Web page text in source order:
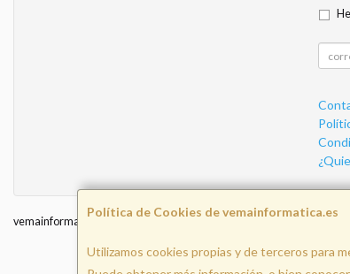
Política de Cookies de vemainformatica.es
Utilizamos cookies propias y de terceros para
vemainformatica.es © 2026